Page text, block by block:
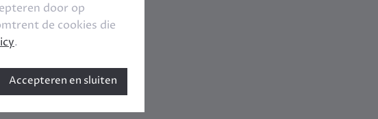
door op
de cookies die
.
Accepteren en sluiten